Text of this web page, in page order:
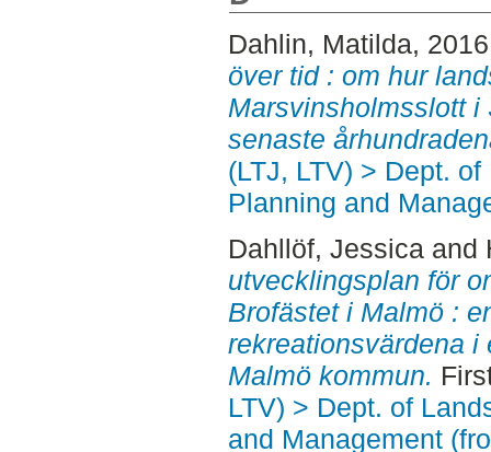
Dahlin, Matilda,
över tid : om hur
Marsvinsholmsslott i
senaste
(LTJ, LTV) > Dept.
Planning and
Dahllöf, Jessica and
utvecklingsplan för
Brofästet i Malmö :
rekreationsvärdena i
Malmö kommun.
LTV) > Dept. of
and Management